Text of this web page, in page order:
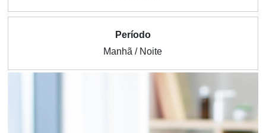
Período
Manhã / Noite